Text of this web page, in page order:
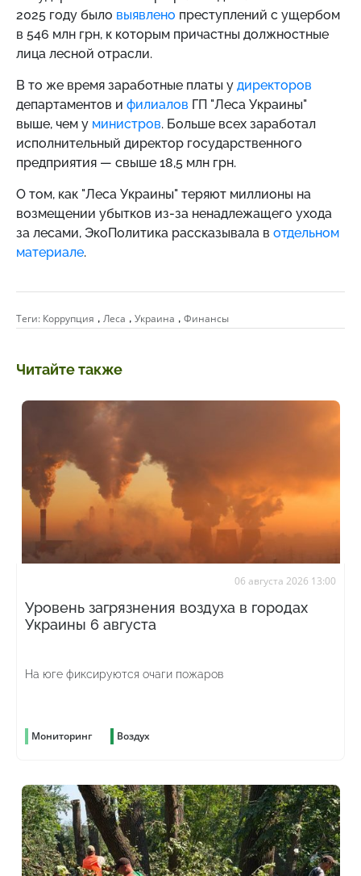
2025 году было выявлено преступлений с ущербом
в 546 млн грн, к которым причастны должностные
лица лесной отрасли.
В то же время заработные платы у директоров
департаментов и филиалов ГП "Леса Украины"
выше, чем у министров. Больше всех заработал
исполнительный директор государственного
предприятия — свыше 18,5 млн грн.
О том, как "Леса Украины" теряют миллионы на
возмещении убытков из-за ненадлежащего ухода
за лесами, ЭкоПолитика рассказывала в отдельном
материале.
Теги: Коррупция , Леса , Украина , Финансы
Читайте также
06 августа 2026 13:00
Уровень загрязнения воздуха в городах
Украины 6 августа
На юге фиксируются очаги пожаров
Мониторинг Воздух